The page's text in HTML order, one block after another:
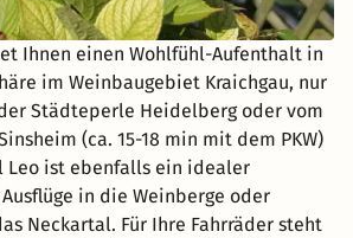
Ihnen einen Wohlfühl-Aufenthalt in
im Weinbaugebiet Kraichgau, nur
Städteperle Heidelberg oder vom
(ca. 15-18 min mit dem PKW)
Leo ist ebenfalls ein idealer
in die Weinberge oder
Neckartal. Für Ihre Fahrräder steht